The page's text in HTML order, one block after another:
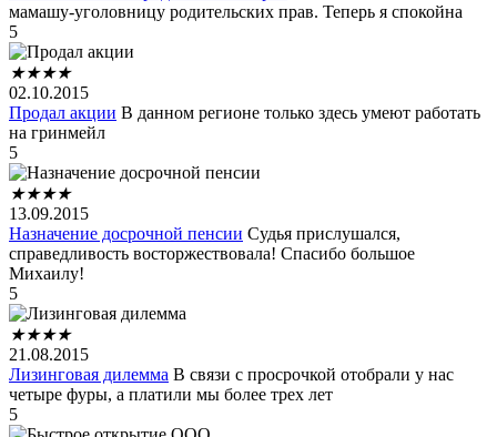
мамашу-уголовницу родительских прав. Теперь я спокойна
5
★★★★
02.10.2015
Продал акции В данном регионе только здесь умеют работать
на гринмейл
5
★★★★
13.09.2015
Назначение досрочной пенсии Судья прислушался,
справедливость восторжествовала! Спасибо большое
Михаилу!
5
★★★★
21.08.2015
Лизинговая дилемма В связи с просрочкой отобрали у нас
четыре фуры, а платили мы более трех лет
5